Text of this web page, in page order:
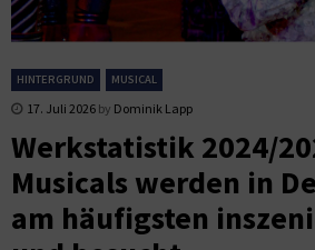
HINTERGRUND MUSICAL
17. Juli 2026 by Dominik Lapp
Werkstatistik 2024/
Musicals werden in
am häufigsten